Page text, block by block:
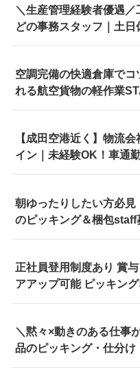
＼生産管理経験者優遇
どの事務スタッフ｜土日
空調完備の快適倉庫で
れる航空貨物の軽作業
【成田空港近く】物流
イン｜未経験OK！車通
朝ゆったりしたい方必
のピッキング＆梱包staff
正社員登用制度あり 賞
アアップ可能 ピッキン
＼黙々×動きのある仕事
品のピッキング・仕分け